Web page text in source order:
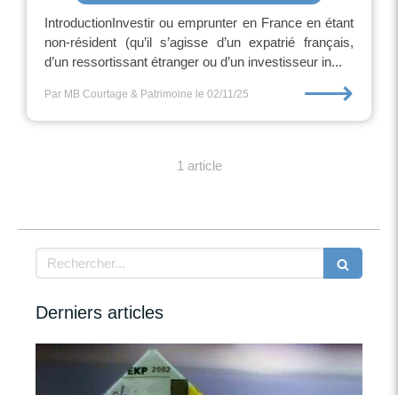
IntroductionInvestir ou emprunter en France en étant
non-résident (qu’il s’agisse d’un expatrié français,
d’un ressortissant étranger ou d’un investisseur in...
Par MB Courtage & Patrimoine le 02/11/25 ⟶
1 article
Rechercher
Derniers articles